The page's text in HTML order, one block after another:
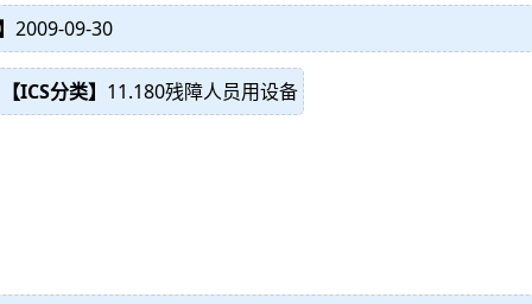
2009-09-30
【ICS分类】 11.180残障人员用设备